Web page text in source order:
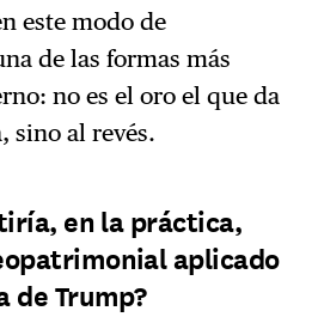
este modo de
de las formas más
no es el oro el que da
sino al revés.
en la práctica,
aplicado
de Trump?